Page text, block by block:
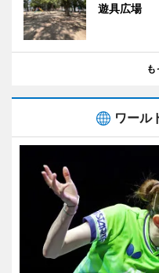
遊具広場
も
ワール